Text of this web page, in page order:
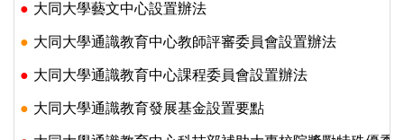
● 大同大學藝文中心設置辦法
● 大同大學通識教育中心教師評審委員會設置辦法
● 大同大學通識教育中心課程委員會設置辦法
● 大同大學通識教育發展基金設置要點